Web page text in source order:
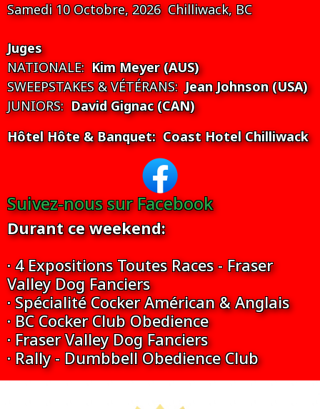
Samedi 10 Octobre, 2026 Chilliwack, BC
Juges
NATIONALE: Kim Meyer (AUS)
SWEEPSTAKES & VÉTÉRANS:Jean Johnson (USA)
JUNIORS: David Gignac (CAN)
Hôtel Hôte & Banquet: Coast Hotel Chilliwack
Suivez-nous sur Facebook
Durant ce weekend:
· 4 Expositions Toutes Races - Fraser
Valley Dog Fanciers
· Spécialité Cocker Américan & Anglais
· BC Cocker Club Obedience
· Fraser Valley Dog Fanciers
· Rally - Dumbbell Obedience Club